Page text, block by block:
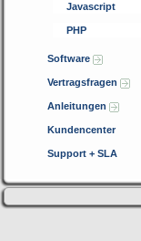
Javascript
PHP
Software
Vertragsfragen
Anleitungen
Kundencenter
Support + SLA